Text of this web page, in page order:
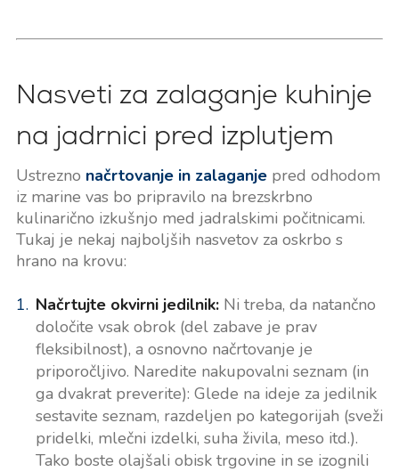
Nasveti za zalaganje kuhinje
na jadrnici pred izplutjem
Ustrezno načrtovanje in zalaganjepred odhodom
iz marine vas bo pripravilo na brezskrbno
kulinarično izkušnjo med jadralskimi počitnicami.
Tukaj je nekaj najboljših nasvetov za oskrbo s
hrano na krovu:
Načrtujte okvirni jedilnik:Ni treba, da natančno
določite vsak obrok (del zabave je prav
fleksibilnost), a osnovno načrtovanje je
priporočljivo. Naredite nakupovalni seznam (in
ga dvakrat preverite): Glede na ideje za jedilnik
sestavite seznam, razdeljen po kategorijah (sveži
pridelki, mlečni izdelki, suha živila, meso itd.).
Tako boste olajšali obisk trgovine in se izognili